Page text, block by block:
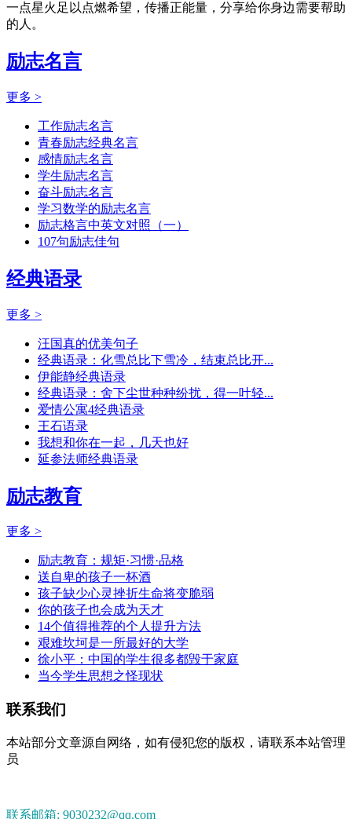
一点星火足以点燃希望，传播正能量，分享给你身边需要帮助
的人。
励志名言
更多 >
工作励志名言
青春励志经典名言
感情励志名言
学生励志名言
奋斗励志名言
学习数学的励志名言
励志格言中英文对照（一）
107句励志佳句
经典语录
更多 >
汪国真的优美句子
经典语录：化雪总比下雪冷，结束总比开...
伊能静经典语录
经典语录：舍下尘世种种纷扰，得一叶轻...
爱情公寓4经典语录
王石语录
我想和你在一起，几天也好
延参法师经典语录
励志教育
更多 >
励志教育：规矩·习惯·品格
送自卑的孩子一杯酒
孩子缺少心灵挫折生命将变脆弱
你的孩子也会成为天才
14个值得推荐的个人提升方法
艰难坎坷是一所最好的大学
徐小平：中国的学生很多都毁于家庭
当今学生思想之怪现状
联系我们
本站部分文章源自网络，如有侵犯您的版权，请联系本站管理
员
联系邮箱: 9030232@qq.com